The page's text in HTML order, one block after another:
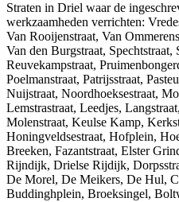
Straten in Driel waar de
werkzaamheden verrichten:
Van Rooijenstraat, Van
Van den Burgstraat,
Reuvekampstraat,
Poelmanstraat, Patrijsstraat,
Nuijstraat, Noordhoeksestraat,
Lemstrastraat, Leedjes,
Molenstraat, Keulse Kamp,
Honingveldsestraat, Hofplein,
Breeken, Fazantstraat, Elster
Rijndijk, Drielse Rijdijk,
De Morel, De Meikers, De Hul,
Buddinghplein, Broeksingel,